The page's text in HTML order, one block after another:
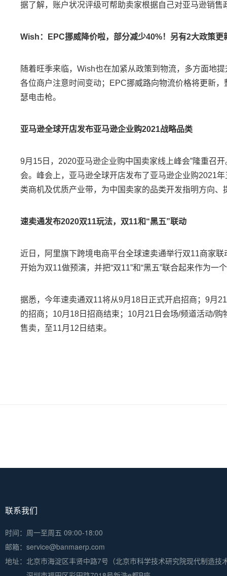
据了解，账户状况评级可帮助卖家根据自己对亚马逊销
Wish：EPC挪威降价啦，部分减少40%！另有2大政策更
随着旺季来临，Wish也在加紧从政策到物流，多方面地
各位商户注意时间变动；EPC挪威路向物流价格将更新
瑟电击枪。
亚马逊全球开店发布亚马逊企业购2021战略品类
9月15日，2020亚马逊企业购中国卖家线上峰会”隆重召
会。峰会上，亚马逊全球开店发布了亚马逊企业购2021
类商机及优质产业带，为中国卖家的品类开发指明方向
速卖通发布2020双11玩法，双11和“黑五”联动
近日，阿里旗下跨境电商平台全球速卖通举行双11商家
开始为双11做预演，并把“双11”和“黑五”联合起来作为一
据悉，今年速卖通双11将从9月18日正式开启招商；9月
的招商；10月18日招商结束；10月21日会场/频道活动/
售卖，至11月12日结束。
联系我们
时间：周一至周五 09:00-18:00
邮箱：service@banmaerp.com
地址： 北京市海淀区丰贤中路7号（北京市科学技术研究院现代制造技